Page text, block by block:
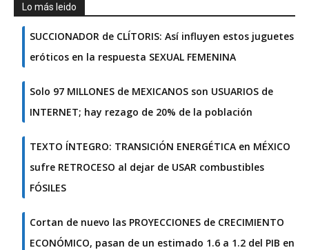
Lo más leido
SUCCIONADOR de CLÍTORIS: Así influyen estos juguetes
eróticos en la respuesta SEXUAL FEMENINA
Solo 97 MILLONES de MEXICANOS son USUARIOS de
INTERNET; hay rezago de 20% de la población
TEXTO ÍNTEGRO: TRANSICIÓN ENERGÉTICA en MÉXICO
sufre RETROCESO al dejar de USAR combustibles
FÓSILES
Cortan de nuevo las PROYECCIONES de CRECIMIENTO
ECONÓMICO, pasan de un estimado 1.6 a 1.2 del PIB en